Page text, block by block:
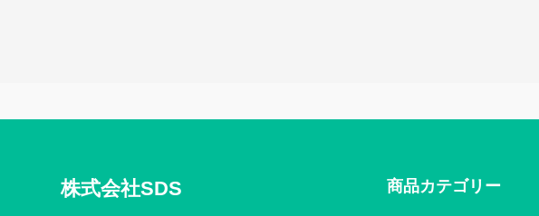
株式会社SDS 商品カテゴリー